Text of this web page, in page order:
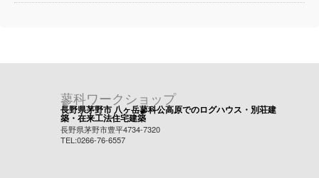
蓼科ワークショップ
長野県茅野市 八ヶ岳蓼科公高原でのログハウス・別荘建
築・在来工法住宅建築
長野県茅野市豊平4734-7320
TEL:0266-76-6557